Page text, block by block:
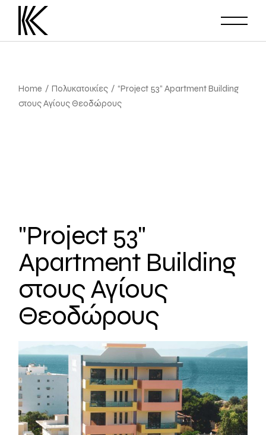
Home Πολυκατοικίες
“Project 53” Apartment Building
στους Αγίους Θεοδώρους
"Project 53"
Apartment Building
στους Αγίους
Θεοδώρους